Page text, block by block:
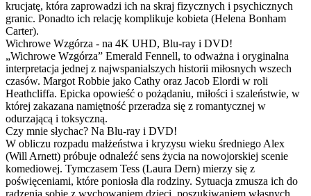
krucjatę, która zaprowadzi ich na skraj fizycznych i psychicznych
granic. Ponadto ich relację komplikuje kobieta (Helena Bonham
Carter).
Wichrowe Wzgórza - na 4K UHD, Blu-ray i DVD!
„Wichrowe Wzgórza” Emerald Fennell, to odważna i oryginalna
interpretacja jednej z najwspanialszych historii miłosnych wszech
czasów. Margot Robbie jako Cathy oraz Jacob Elordi w roli
Heathcliffa. Epicka opowieść o pożądaniu, miłości i szaleństwie, w
której zakazana namiętność przeradza się z romantycznej w
odurzającą i toksyczną.
Czy mnie słychac? Na Blu-ray i DVD!
W obliczu rozpadu małżeństwa i kryzysu wieku średniego Alex
(Will Arnett) próbuje odnaleźć sens życia na nowojorskiej scenie
komediowej. Tymczasem Tess (Laura Dern) mierzy się z
poświęceniami, które poniosła dla rodziny. Sytuacja zmusza ich do
radzenia sobie z wychowaniem dzieci, poszukiwaniem własnych